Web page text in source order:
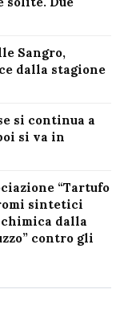
Sangro,
dalla stagione
si continua a
si va in
“Tartufo
sintetici
dalla
contro gli